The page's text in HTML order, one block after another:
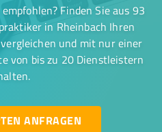
Finden Sie aus 93
in Rheinbach Ihren
und mit nur einer
von bis zu 20 Dienstleistern
ANFRAGEN